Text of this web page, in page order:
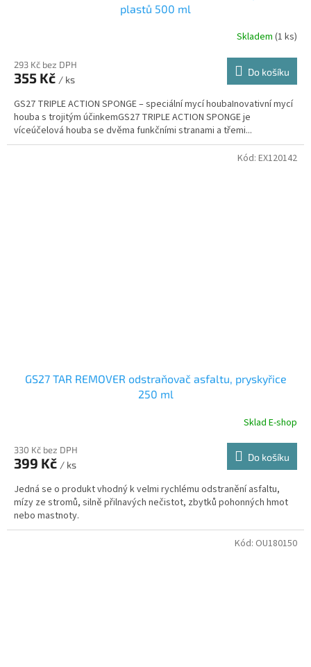
plastů 500 ml
Skladem (1 ks)
293 Kč bez DPH
355 Kč / ks
Do košíku
GS27 TRIPLE ACTION SPONGE – speciální mycí houbaInovativní mycí
houba s trojitým účinkemGS27 TRIPLE ACTION SPONGE je
víceúčelová houba se dvěma funkčními stranami a třemi...
GS27 TAR REMOVER odstraňovač asfaltu, pryskyřice
250 ml
Sklad E-shop
330 Kč bez DPH
399 Kč / ks
Do košíku
Jedná se o produkt vhodný k velmi rychlému odstranění asfaltu,
mízy ze stromů, silně přilnavých nečistot, zbytků pohonných hmot
nebo mastnoty.
Kód: EX120142
Kód: OU180150